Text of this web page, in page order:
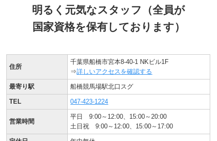
明るく元気なスタッフ（全員が
国家資格を保有しております）
住所
千葉県船橋市宮本8-40-1 NKビル1F
⇒詳しいアクセスを確認する
最寄り駅 船橋競馬場駅北口スグ
TEL 047-423-1224
営業時間
平日 9:00～12:00、15:00～20:00
土日祝 9:00～12:00、15:00～17:00